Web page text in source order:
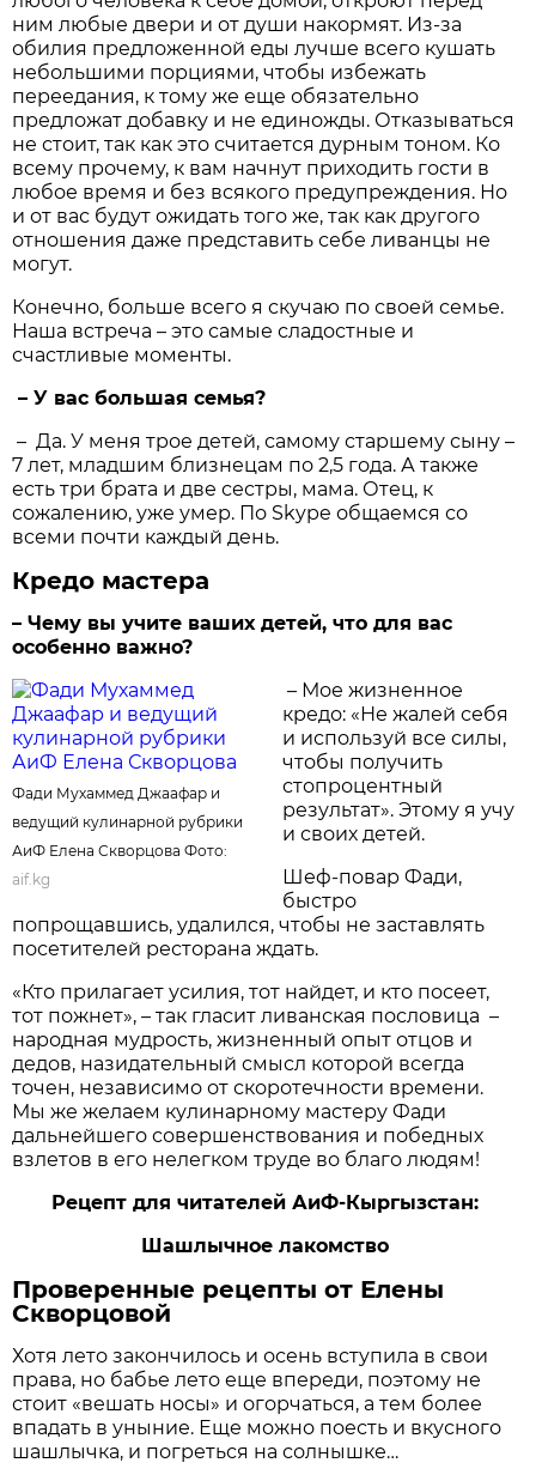
ним любые двери и от души накормят. Из-за
обилия предложенной еды лучше всего кушать
небольшими порциями, чтобы избежать
переедания, к тому же еще обязательно
предложат добавку и не единожды. Отказываться
не стоит, так как это считается дурным тоном. Ко
всему прочему, к вам начнут приходить гости в
любое время и без всякого предупреждения. Но
и от вас будут ожидать того же, так как другого
отношения даже представить себе ливанцы не
могут.
Конечно, больше всего я скучаю по своей семье.
Наша встреча – это самые сладостные и
счастливые моменты.
– У вас большая семья?
– Да. У меня трое детей, самому старшему сыну –
7 лет, младшим близнецам по 2,5 года. А также
есть три брата и две сестры, мама. Отец, к
сожалению, уже умер. По Skype общаемся со
всеми почти каждый день.
Кредо мастера
– Чему вы учите ваших детей, что для вас
особенно важно?
Фади Мухаммед Джаафар и
ведущий кулинарной рубрики
АиФ Елена Скворцова Фото:
aif.kg
– Мое жизненное
кредо: «Не жалей себя
и используй все силы,
чтобы получить
стопроцентный
результат». Этому я учу
и своих детей.
Шеф-повар Фади,
быстро
попрощавшись, удалился, чтобы не заставлять
посетителей ресторана ждать.
«Кто прилагает усилия, тот найдет, и кто посеет,
тот пожнет», – так гласит ливанская пословица –
народная мудрость, жизненный опыт отцов и
дедов, назидательный смысл которой всегда
точен, независимо от скоротечности времени.
Мы же желаем кулинарному мастеру Фади
дальнейшего совершенствования и победных
взлетов в его нелегком труде во благо людям!
Рецепт для читателей АиФ-Кыргызстан:
Шашлычное лакомство
Проверенные рецепты от Елены
Скворцовой
Хотя лето закончилось и осень вступила в свои
права, но бабье лето еще впереди, поэтому не
стоит «вешать носы» и огорчаться, а тем более
впадать в уныние. Еще можно поесть и вкусного
шашлычка, и погреться на солнышке…